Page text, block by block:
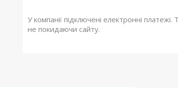
У компанії підключені електронні
не покидаючи сайту.